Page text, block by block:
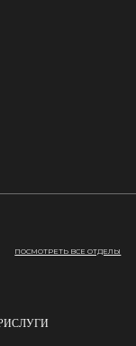
ПОСМОТРЕТЬ ВСЕ ОТДЕЛЫ